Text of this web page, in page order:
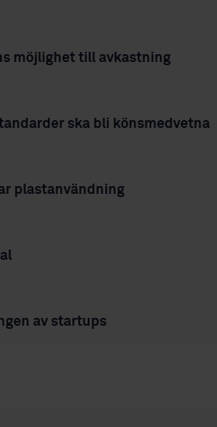
möjlighet till avkastning
ska bli könsmedvetna
plastanvändning
av startups